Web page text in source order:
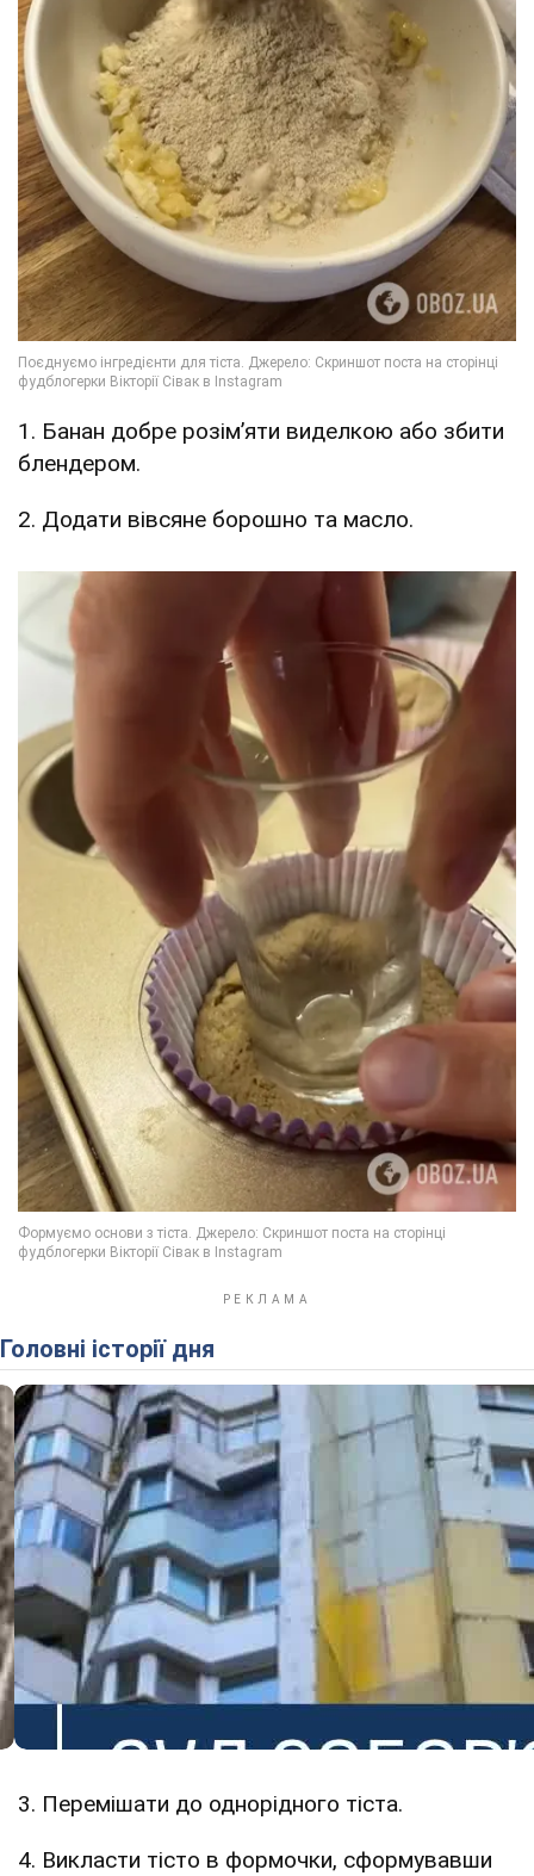
1. Банан добре розім’яти виделкою або збити
блендером.
2. Додати вівсяне борошно та масло.
Головні історії дня
3. Перемішати до однорідного тіста.
4. Викласти тісто в формочки, сформувавши